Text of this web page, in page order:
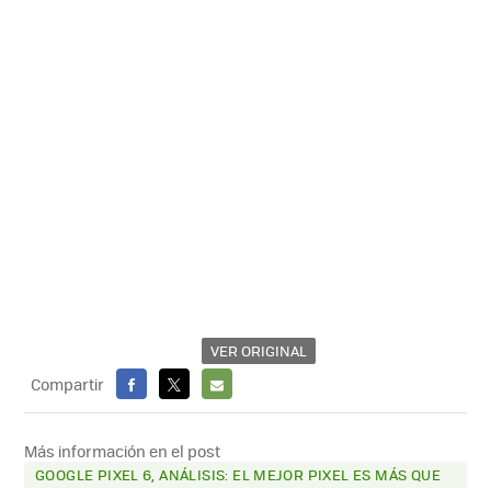
VER ORIGINAL
Compartir
FACEBOOK
X
E-
MAIL
Más información en el post
GOOGLE PIXEL 6, ANÁLISIS: EL MEJOR PIXEL ES MÁS QUE